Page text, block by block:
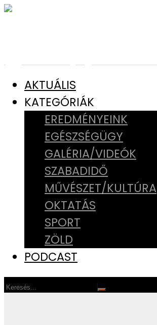
AKTUÁLIS
KATEGÓRIÁK
EREDMÉNYEINK
EGÉSZSÉGÜGY
GALÉRIA/VIDEÓK
SZABADIDŐ
MŰVÉSZET/KULTÚRA
OKTATÁS
SPORT
ZÖLD
PODCAST